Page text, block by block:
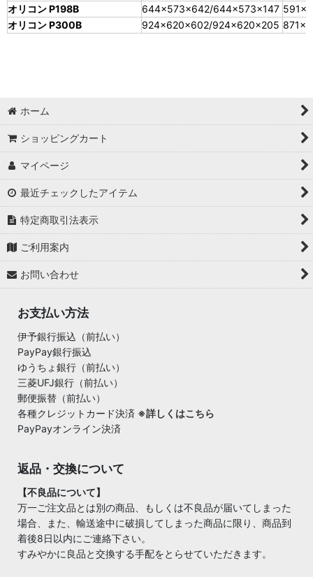
オリコン P198B
644×573×642/644×573×147
オリコン P300B
924×620×602/924×620×205
ホーム
ショッピングカート
マイページ
最近チェックしたアイテム
特定商取引法表示
ご利用案内
お問い合わせ
お支払い方法
伊予銀行振込（前払い）
PayPay銀行振込
ゆうちょ銀行（前払い）
三菱UFJ銀行（前払い）
郵便振替（前払い）
各種クレジットカード決済 ※詳しくはこちら
PayPayオンライン決済
返品・交換について
【不良品について】
万一ご注文品とは別の商品、もしくは不良品が届いてしまった
場合、また、輸送途中に破損してしまった商品に限り、商品到
着後8日以内にご連絡下さい。
すみやかに良品と交換する手配をとらせていただきます。